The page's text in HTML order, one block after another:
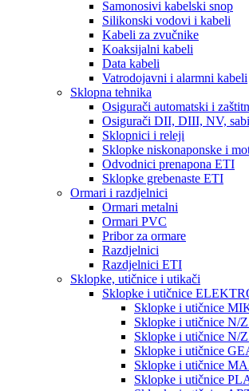
Samonosivi kabelski snop
Silikonski vodovi i kabeli
Kabeli za zvučnike
Koaksijalni kabeli
Data kabeli
Vatrodojavni i alarmni kabeli
Sklopna tehnika
Osigurači automatski i
Osigurači DII, DIII, NV,
Sklopnici i releji
Sklopke niskonaponske i
Odvodnici prenapona ETI
Sklopke grebenaste ETI
Ormari i razdjelnici
Ormari metalni
Ormari PVC
Pribor za ormare
Razdjelnici
Razdjelnici ETI
Sklopke, utičnice i utikači
Sklopke i utičnice
Sklopke i utičnice
Sklopke i utičnice N/
Sklopke i utičnice N/
Sklopke i utičnice
Sklopke i utičnice
Sklopke i utičnice